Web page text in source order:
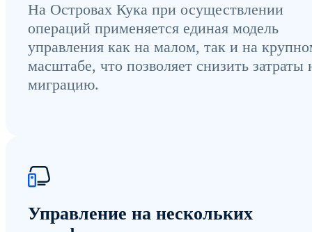
На Островах Кука при осуществлении
операций применяется единая модель
управления как на малом, так и на
масштабе, что позволяет снизить затраты
миграцию.
Управление на нескольких